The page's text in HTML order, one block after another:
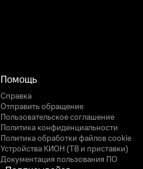
Помощь
Справка
Отправить обращение
Пользовательское соглашение
Политика конфиденциальности
Политика обработки файлов cookie
Устройства КИОН (ТВ и приставки)
Документация пользования ПО